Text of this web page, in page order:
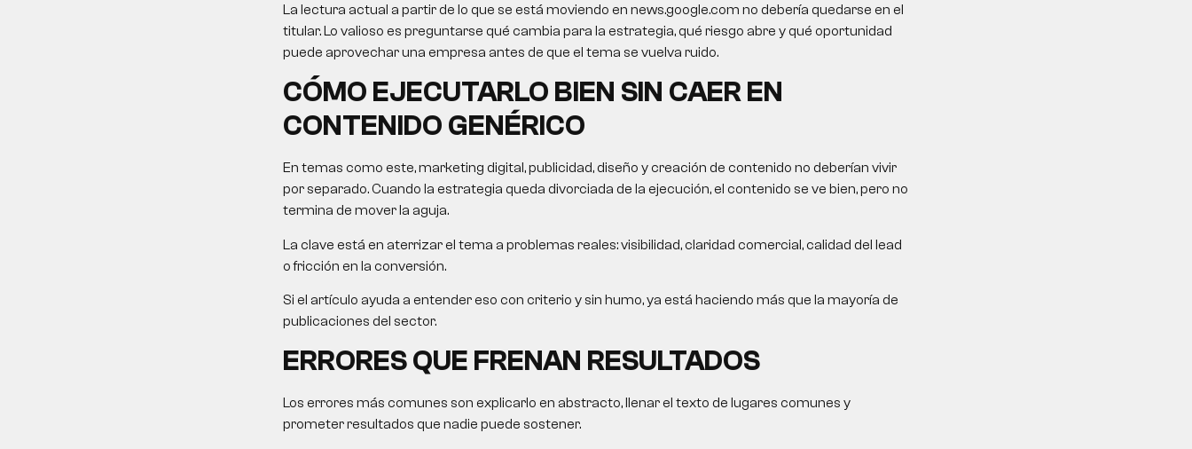
La lectura actual a partir de lo que se está moviendo en news.google.com no debería quedarse en el
titular. Lo valioso es preguntarse qué cambia para la estrategia, qué riesgo abre y qué oportunidad
puede aprovechar una empresa antes de que el tema se vuelva ruido.
CÓMO EJECUTARLO BIEN SIN CAER EN
CONTENIDO GENÉRICO
En temas como este, marketing digital, publicidad, diseño y creación de contenido no deberían vivir
por separado. Cuando la estrategia queda divorciada de la ejecución, el contenido se ve bien, pero no
termina de mover la aguja.
La clave está en aterrizar el tema a problemas reales: visibilidad, claridad comercial, calidad del lead
o fricción en la conversión.
Si el artículo ayuda a entender eso con criterio y sin humo, ya está haciendo más que la mayoría de
publicaciones del sector.
ERRORES QUE FRENAN RESULTADOS
Los errores más comunes son explicarlo en abstracto, llenar el texto de lugares comunes y
prometer resultados que nadie puede sostener.